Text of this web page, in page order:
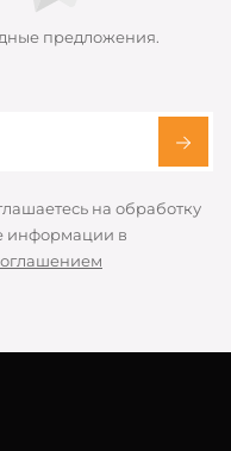
предложения.
на обработку
информации в